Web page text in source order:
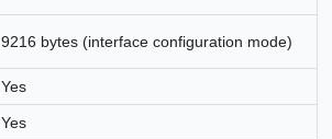
9216 bytes (interface configuration mode)
Yes
Yes